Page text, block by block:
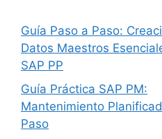
Guía Paso a Paso:
Datos Maestros
SAP PP
Guía Práctica SAP PM:
Mantenimiento
Paso